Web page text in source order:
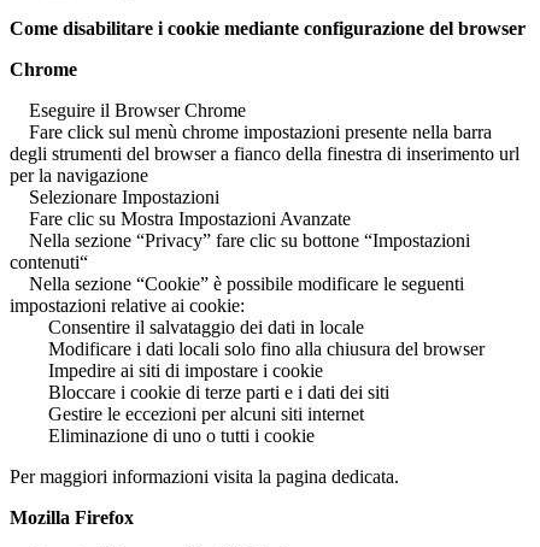
Come disabilitare i cookie mediante configurazione del browser
Chrome
Eseguire il Browser Chrome
Fare click sul menù chrome impostazioni presente nella barra
degli strumenti del browser a fianco della finestra di inserimento url
per la navigazione
Selezionare Impostazioni
Fare clic su Mostra Impostazioni Avanzate
Nella sezione “Privacy” fare clic su bottone “Impostazioni
contenuti“
Nella sezione “Cookie” è possibile modificare le seguenti
impostazioni relative ai cookie:
Consentire il salvataggio dei dati in locale
Modificare i dati locali solo fino alla chiusura del browser
Impedire ai siti di impostare i cookie
Bloccare i cookie di terze parti e i dati dei siti
Gestire le eccezioni per alcuni siti internet
Eliminazione di uno o tutti i cookie
Per maggiori informazioni visita la pagina dedicata.
Mozilla Firefox